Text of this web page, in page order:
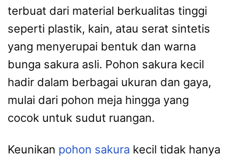
terbuat dari material berkualitas tinggi
seperti plastik, kain, atau serat sintetis
yang menyerupai bentuk dan warna
bunga sakura asli. Pohon sakura kecil
hadir dalam berbagai ukuran dan gaya,
mulai dari pohon meja hingga yang
cocok untuk sudut ruangan.
Keunikan pohon sakura kecil tidak hanya